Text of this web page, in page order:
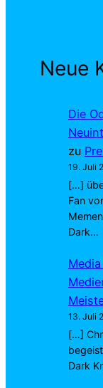
Neue
Die
zu
19. Juli
[…]
Fan
Dark…
13. Juli
[…]
Dark